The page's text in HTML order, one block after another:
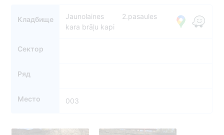
Кладбище
Jaunolaines 2.pasaules
kara brāļu kapi
Сектор
Ряд
Место 003